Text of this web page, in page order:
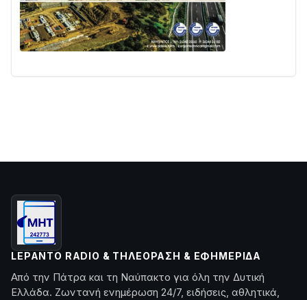
LEPANTO RADIO & ΤΗΛΕΌΡΑΣΗ & ΕΦΗΜΕΡΊΔΑ
Από την Πάτρα και τη Ναύπακτο για όλη την Δυτική
Ελλάδα. Ζωντανή ενημέρωση 24/7, ειδήσεις, αθλητικά,